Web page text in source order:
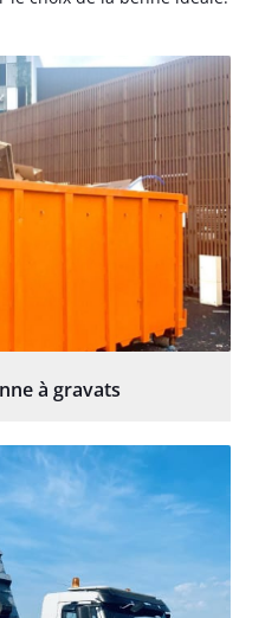
à gravats